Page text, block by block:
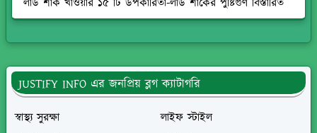
JUSTIFY INFO এর জনপ্রিয় ব্লগ ক্যাটাগরি
স্বাস্থ্য সুরক্ষা
লাইফ স্টাইল